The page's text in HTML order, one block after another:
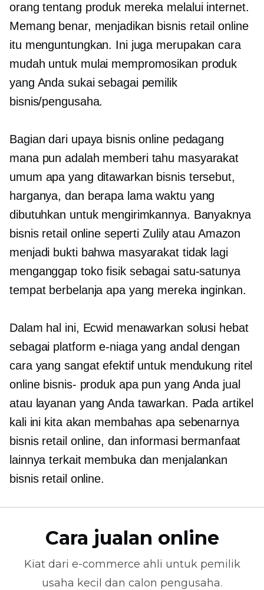
orang tentang produk mereka melalui internet.
Memang benar, menjadikan bisnis retail online
itu menguntungkan. Ini juga merupakan cara
mudah untuk mulai mempromosikan produk
yang Anda sukai sebagai pemilik
bisnis/pengusaha.
Bagian dari upaya bisnis online pedagang
mana pun adalah memberi tahu masyarakat
umum apa yang ditawarkan bisnis tersebut,
harganya, dan berapa lama waktu yang
dibutuhkan untuk mengirimkannya. Banyaknya
bisnis retail online seperti Zulily atau Amazon
menjadi bukti bahwa masyarakat tidak lagi
menganggap toko fisik sebagai satu-satunya
tempat berbelanja apa yang mereka inginkan.
Dalam hal ini, Ecwid menawarkan solusi hebat
sebagai platform e-niaga yang andal dengan
cara yang sangat efektif untuk mendukung ritel
online bisnis- produk apa pun yang Anda jual
atau layanan yang Anda tawarkan. Pada artikel
kali ini kita akan membahas apa sebenarnya
bisnis retail online, dan informasi bermanfaat
lainnya terkait membuka dan menjalankan
bisnis retail online.
Cara jualan online
Kiat dari e-commerce ahli untuk pemilik
usaha kecil dan calon pengusaha.